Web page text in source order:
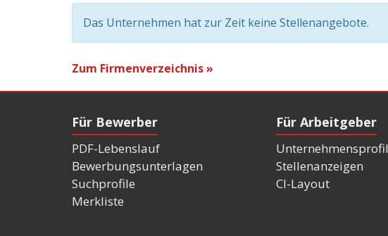
Das Unternehmen hat zur Zeit keine Stellenangebote.
Zum Firmenverzeichnis »
Für Bewerber
PDF-Lebenslauf
Bewerbungsunterlagen
Suchprofile
Merkliste
Für Arbeitgeber
Unternehmensprofil
Stellenanzeigen
CI-Layout